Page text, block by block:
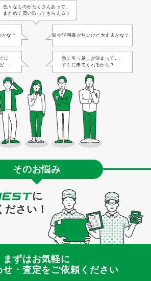
色々なものがたくさんあって、
まとめて買い取ってもらえる？
かな？ 箱や説明書が無いけど大丈夫かな？
に
...
急に引っ越しが決まって...
すぐに来てくれるかな？
そのお悩み
に
さい！
まずはお気軽に
せ・査定をご依頼ください